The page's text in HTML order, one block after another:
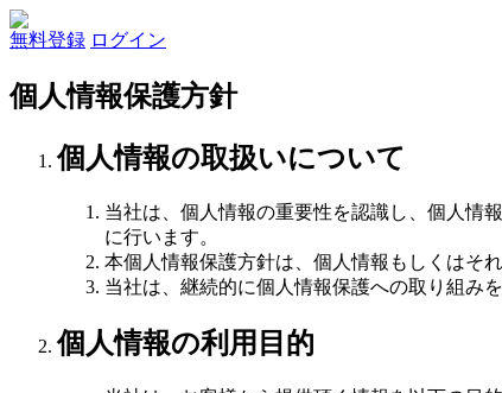
無料登録 ログイン
個人情報保護方針
個人情報の取扱いについて
当社は、個人情報の重要性を認識し、個人情
に行います。
本個人情報保護方針は、個人情報もしくはそ
当社は、継続的に個人情報保護への取り組み
個人情報の利用目的